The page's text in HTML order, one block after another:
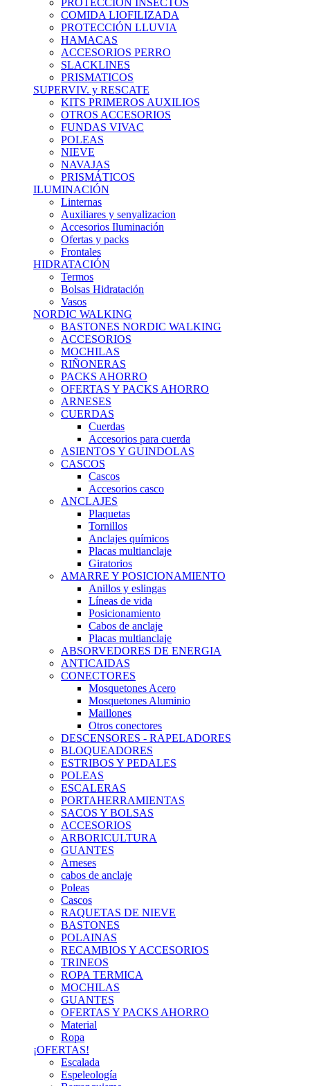
PROTECCION INSECTOS
COMIDA LIOFILIZADA
PROTECCIÓN LLUVIA
HAMACAS
ACCESORIOS PERRO
SLACKLINES
PRISMATICOS
SUPERVIV. y RESCATE
KITS PRIMEROS AUXILIOS
OTROS ACCESORIOS
FUNDAS VIVAC
POLEAS
NIEVE
NAVAJAS
PRISMÁTICOS
ILUMINACIÓN
Linternas
Auxiliares y senyalizacion
Accesorios Iluminación
Ofertas y packs
Frontales
HIDRATACIÓN
Termos
Bolsas Hidratación
Vasos
NORDIC WALKING
BASTONES NORDIC WALKING
ACCESORIOS
MOCHILAS
RIÑONERAS
PACKS AHORRO
OFERTAS Y PACKS AHORRO
ARNESES
CUERDAS
Cuerdas
Accesorios para cuerda
ASIENTOS Y GUINDOLAS
CASCOS
Cascos
Accesorios casco
ANCLAJES
Plaquetas
Tornillos
Anclajes químicos
Placas multianclaje
Giratorios
AMARRE Y POSICIONAMIENTO
Anillos y eslingas
Líneas de vida
Posicionamiento
Cabos de anclaje
Placas multianclaje
ABSORVEDORES DE ENERGIA
ANTICAIDAS
CONECTORES
Mosquetones Acero
Mosquetones Aluminio
Maillones
Otros conectores
DESCENSORES - RAPELADORES
BLOQUEADORES
ESTRIBOS Y PEDALES
POLEAS
ESCALERAS
PORTAHERRAMIENTAS
SACOS Y BOLSAS
ACCESORIOS
ARBORICULTURA
GUANTES
Arneses
cabos de anclaje
Poleas
Cascos
RAQUETAS DE NIEVE
BASTONES
POLAINAS
RECAMBIOS Y ACCESORIOS
TRINEOS
ROPA TERMICA
MOCHILAS
GUANTES
OFERTAS Y PACKS AHORRO
Material
Ropa
¡OFERTAS!
Escalada
Espeleología